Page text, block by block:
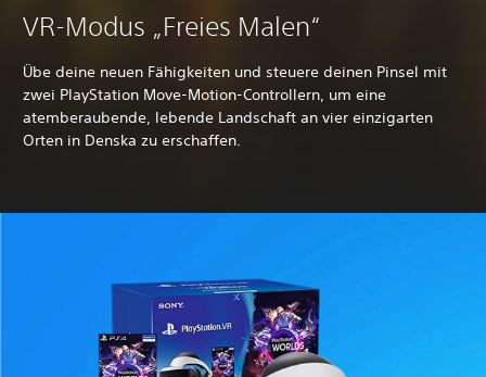
VR-Modus „Freies Malen“
Übe deine neuen Fähigkeiten und steuere deinen Pinsel mit
zwei PlayStation Move-Motion-Controllern, um eine
atemberaubende, lebende Landschaft an vier einzigarten
Orten in Denska zu erschaffen.